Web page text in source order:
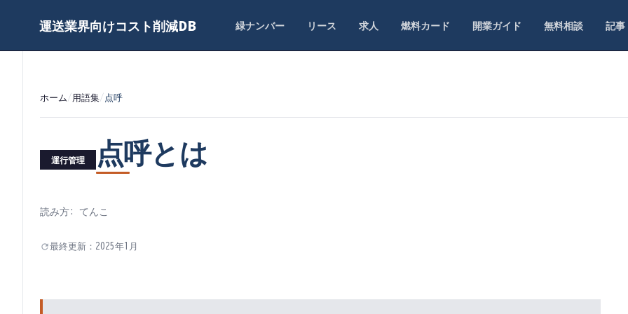
運送業界向けコスト削減DB 緑ナンバー リース 求人 燃料カード 開業ガイド 無料相談 記事
ホーム/ 用語集/ 点呼
運行管理 点呼とは
読み方: てんこ
最終更新： 2025年1月